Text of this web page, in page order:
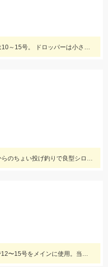
水深20m前後で連発！ スッテは10～15号。 ドロッパーは小さめがオススメ！
スタッフ長谷川の釣果。 午後からのちょい投げ釣りで良型シロギスをゲット！ エサの赤イソメが釣果の秘訣です。
棚は10〜20mの浅棚がメインで12〜15号をメインに使用。当日はオレンジゼブラ系がよく当たっていました。オススメのドロッパーは、がまかつスピードメタルエギドロッパーシリーズ。